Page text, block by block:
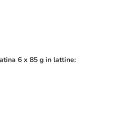
6 x 85 g in lattine: